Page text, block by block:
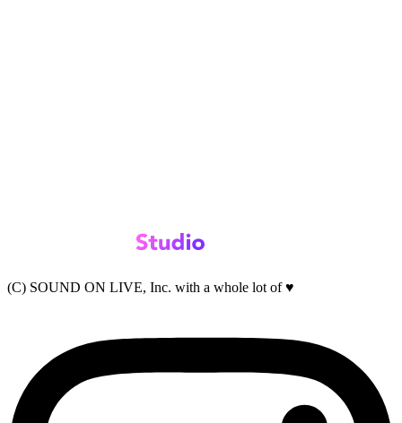
(C) SOUND ON LIVE, Inc. with a whole lot of ♥